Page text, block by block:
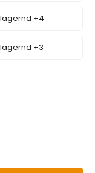
lagernd +4
lagernd +3